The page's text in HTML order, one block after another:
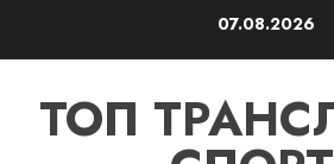
07.08.2026
ТОП